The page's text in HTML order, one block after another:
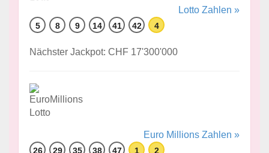
Lotto Zahlen »
5 8 9 14 41 42 4
Nächster Jackpot: CHF 17'300'000
Euro Millions Zahlen »
26 29 35 38 47 1 2